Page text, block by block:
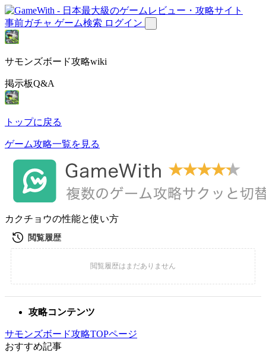
事前ガチャ ゲーム検索 ログイン
サモンズボード攻略wiki
掲示板Q&A
トップに戻る
ゲーム攻略一覧を見る
カクチョウの性能と使い方
攻略コンテンツ
サモンズボード攻略TOPページ
おすすめ記事